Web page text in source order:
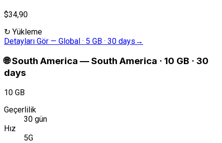
$34,90
↻ Yükleme
Detayları Gör — Global · 5 GB · 30 days →
🌐South America —South America · 10 GB · 30
days
10 GB
Geçerlilik
30 gün
Hız
5G